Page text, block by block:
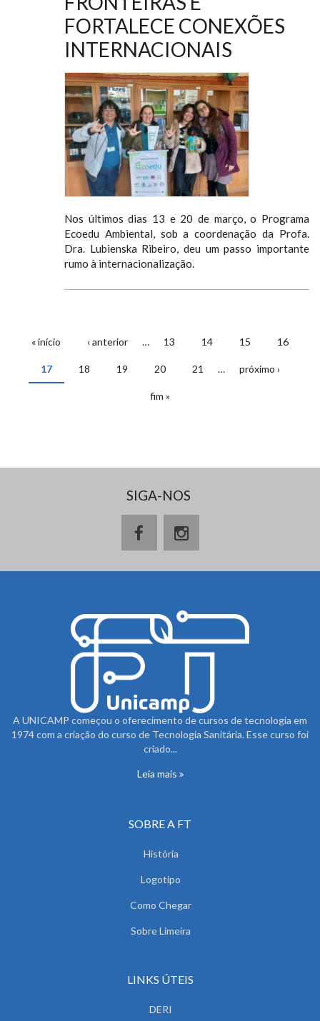
FORTALECE CONEXÕES
INTERNACIONAIS
Nos últimos dias 13 e 20 de março, o Programa
Ecoedu Ambiental, sob a coordenação da Profa.
Dra. Lubienska Ribeiro, deu um passo importante
rumo à internacionalização.
« início ‹ anterior … 13 14 15 16
17 18 19 20 21 … próximo ›
fim »
SIGA-NOS
A UNICAMP começou o oferecimento de cursos de tecnologia em
1974 com a criação do curso de Tecnologia Sanitária. Esse curso foi
criado...
Leia mais
SOBRE A FT
História
Logotipo
Como Chegar
Sobre Limeira
LINKS ÚTEIS
DERI